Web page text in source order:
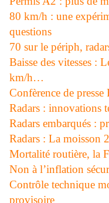
80 km/h : une
questions
70 sur le périph,
Baisse des vitesses :
km/h…
Confèrence de
Radars : innovations
Radars embarqués :
Radars : La moisson
Mortalité routière, la
Non à l’inflation
Contrôle technique
provisoire